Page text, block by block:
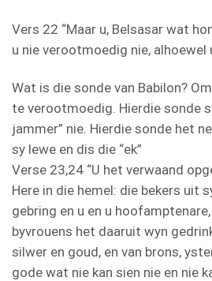
Vers 22 “Maar u, Belsasar wat
u nie verootmoedig nie, alhoewel
Wat is die sonde van Babilon?
te verootmoedig. Hierdie sonde
jammer” nie. Hierdie sonde het
sy lewe en dis die “ek”
Verse 23,24 “U het verwaand
Here in die hemel: die bekers uit
gebring en u en u
byvrouens het daaruit wyn
silwer en goud, en van brons,
gode wat nie kan sien nie en nie